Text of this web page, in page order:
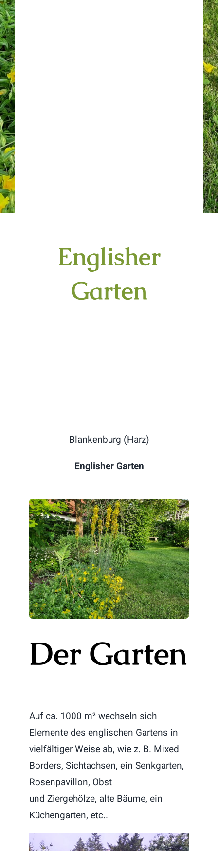
Englisher
Garten
Blankenburg (Harz)
Englisher Garten
Der Garten
Auf ca. 1000 m² wechseln sich
Elemente des englischen Gartens in
vielfältiger Weise ab, wie z. B. Mixed
Borders, Sichtachsen, ein Senkgarten,
Rosenpavillon, Obst
und Ziergehölze, alte Bäume, ein
Küchengarten, etc..